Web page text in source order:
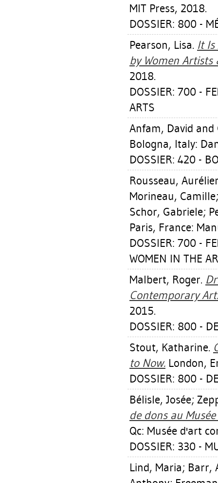
MIT Press, 2018.
DOSSIER: 800 -
Pearson, Lisa. It Is
by Women Artists
2018.
DOSSIER: 700 -
ARTS
Anfam, David and
Bologna, Italy:
DOSSIER: 420 -
Rousseau,
Morineau, Camille
Schor, Gabriele;
Paris, France:
DOSSIER: 700 -
WOMEN IN THE
Malbert, Roger.
Contemporary Art.
2015.
DOSSIER: 800 -
Stout, Katharine.
to Now. London,
DOSSIER: 800 -
Bélisle, Josée;
de dons au
Qc: Musée d'art
DOSSIER: 330 -
Lind, Maria; Barr,